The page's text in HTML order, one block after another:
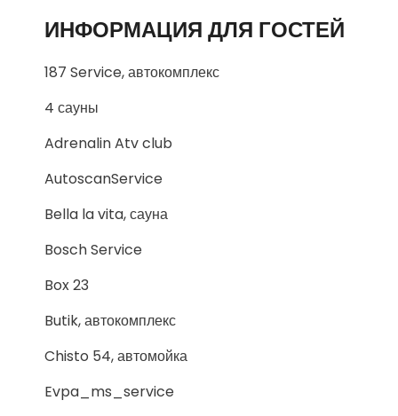
ИНФОРМАЦИЯ ДЛЯ ГОСТЕЙ
187 Service, автокомплекс
4 сауны
Adrenalin Atv club
AutoscanService
Bella la vita, сауна
Bosch Service
Box 23
Butik, автокомплекс
Chisto 54, автомойка
Evpa_ms_service